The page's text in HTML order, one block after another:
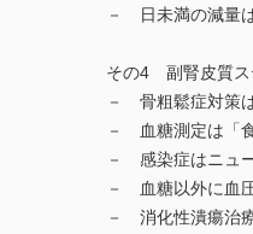
－ 日未満の減量
その4 副腎皮質ス
－ 骨粗鬆症対策
－ 血糖測定は「
－ 感染症はニュ
－ 血糖以外に血
－ 消化性潰瘍治